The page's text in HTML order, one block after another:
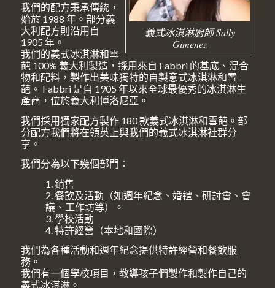
義式冰淇淋廚師 Sally
Gimenez
我們的配方秉承傳統，
始於 1988 年。部分義
大利配方則沿用自
1905 年。
我們的義式冰淇淋和雪
葩 100% 義大利製造，採用來自 Fabbri 的基底、混合
物和配料，製作出美味獨特的自製意式冰淇淋和雪
葩。 Fabbri 是自 1905 年以來全球最優秀的冰淇淋生
產商，位於義大利博洛尼亞。
我們採用獨家配方製作 180 款義式冰淇淋和雪葩。部
分配方我們將在領英上與我們的義式冰淇淋社群分
享。
我們分為以下幾個部門：
1. 銷售
2. 餐飲及活動（如週年紀念、婚禮、研討會、會
議、工作坊等）。
3. 學校活動
4. 特許經營（本地和國際）
我們為各種活動和週年紀念提供特許經營和餐飲服
務。
我們有一個學校項目，教導孩子們製作和製作自己的
義式冰淇淋。